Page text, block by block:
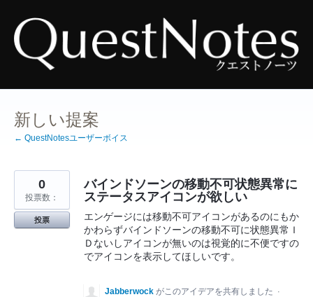
ン
テ
ン
ツ
新しい提案
← QuestNotesユーザーボイス
バインドソーンの移動不可状態異常に
ステータスアイコンが欲しい
エンゲージには移動不可アイコンがあるのにもか
かわらずバインドソーンの移動不可に状態異常Ｉ
Ｄないしアイコンが無いのは視覚的に不便ですの
でアイコンを表示してほしいです。
0
投票数：
投票
Jabberwock がこのアイデアを共有しました
·